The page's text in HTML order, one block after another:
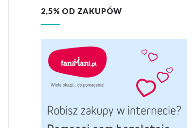
2,5% OD ZAKUPÓW